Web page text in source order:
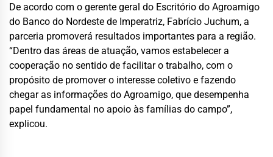
De acordo com o gerente geral do Escritório do Agroamigo
do Banco do Nordeste de Imperatriz, Fabrício Juchum, a
parceria promoverá resultados importantes para a região.
“Dentro das áreas de atuação, vamos estabelecer a
cooperação no sentido de facilitar o trabalho, com o
propósito de promover o interesse coletivo e fazendo
chegar as informações do Agroamigo, que desempenha
papel fundamental no apoio às famílias do campo”,
explicou.